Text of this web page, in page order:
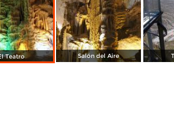
Teatro Salón del Aire